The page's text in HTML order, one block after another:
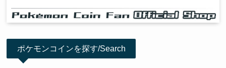
ポケモンコインを探す/Search